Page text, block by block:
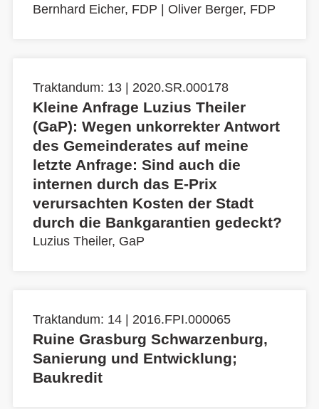
Bernhard Eicher, FDP Oliver Berger, FDP
Traktandum: 13 | 2020.SR.000178
Kleine Anfrage Luzius Theiler
(GaP): Wegen unkorrekter Antwort
des Gemeinderates auf meine
letzte Anfrage: Sind auch die
internen durch das E-Prix
verursachten Kosten der Stadt
durch die Bankgarantien gedeckt?
Luzius Theiler, GaP
Traktandum: 14 | 2016.FPI.000065
Ruine Grasburg Schwarzenburg,
Sanierung und Entwicklung;
Baukredit